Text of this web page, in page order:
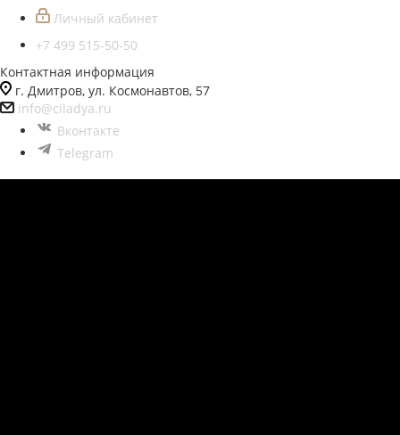
Личный кабинет
+7 499 515-50-50
Контактная информация
г. Дмитров, ул. Космонавтов, 57
info@ciladya.ru
Вконтакте
Telegram